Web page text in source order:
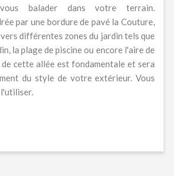
balader dans votre terrain.
par une bordure de pavé la Couture,
différentes zones du jardin tels que
la plage de piscine ou encore l'aire de
de cette allée est fondamentale et sera
du style de votre extérieur. Vous